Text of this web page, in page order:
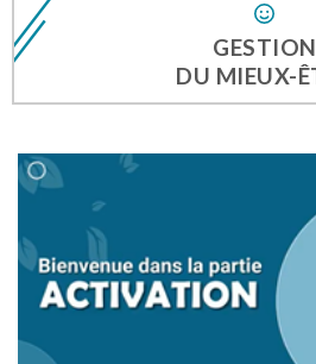
GESTION
DU MIEUX-